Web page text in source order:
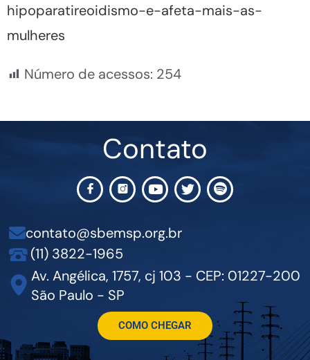
hipoparatireoidismo-e-afeta-mais-as-
mulheres
Número de acessos: 254
Contato
contato@sbemsp.org.br
(11) 3822-1965
Av. Angélica, 1757, cj 103 - CEP: 01227-200
São Paulo - SP
COMO CHEGAR